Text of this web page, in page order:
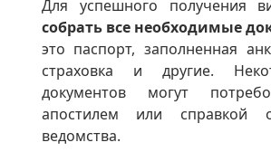
Для успешного получения
собрать все необходимые
это паспорт, заполненная
страховка и другие.
документов могут
апостилем или справкой
ведомства.